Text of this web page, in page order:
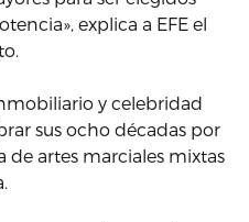
explica a EFE el
y celebridad
sus ocho décadas por
de artes marciales mixtas